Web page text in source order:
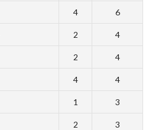
4 6
2 4
2 4
4 4
1 3
2 3